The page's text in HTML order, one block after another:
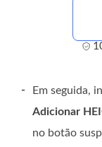
-
Em seguida,
Adicionar
no botão